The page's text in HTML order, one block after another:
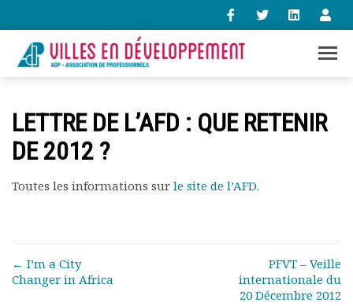
contact@villes-developpement.org
L’association
Statuts de l’association
Vie de l’association
LETTRE DE L’AFD : QUE RETENIR
DE 2012 ?
Toutes les informations sur le site de l’AFD.
Post navigation
← I’m a City
Changer in Africa
PFVT – Veille
internationale du
20 Décembre 2012